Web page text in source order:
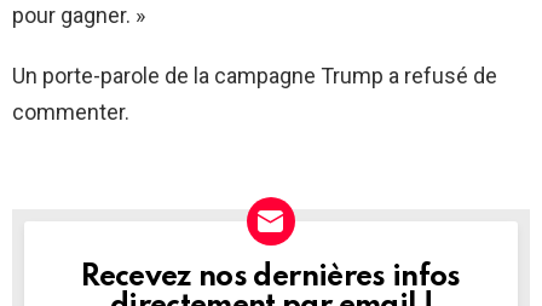
pour gagner. »
Un porte-parole de la campagne Trump a refusé de
commenter.
NEWSLETTER
Recevez nos dernières infos